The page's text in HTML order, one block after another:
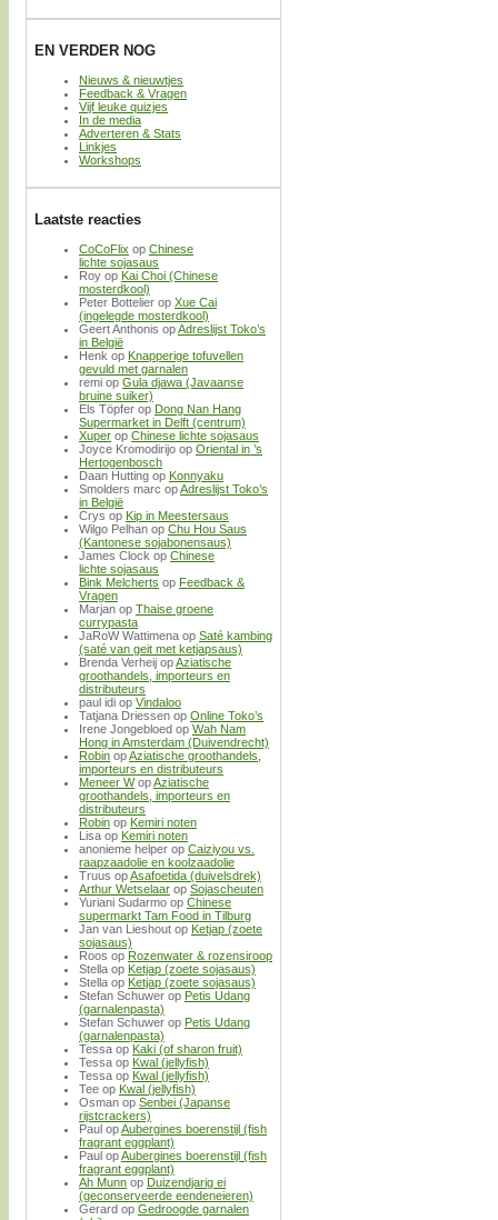
EN VERDER NOG
Nieuws & nieuwtjes
Feedback & Vragen
Vijf leuke quizjes
In de media
Adverteren & Stats
Linkjes
Workshops
Laatste reacties
CoCoFlix op Chinese
lichte sojasaus
Roy op Kai Choi (Chinese
mosterdkool)
Peter Bottelier op Xue Cai
(ingelegde mosterdkool)
Geert Anthonis opAdreslijst Toko’s
in België
Henk op Knapperige tofuvellen
gevuld met garnalen
remi op Gula djawa (Javaanse
bruine suiker)
Els Töpfer op Dong Nan Hang
Supermarket in Delft (centrum)
Xuper op Chinese lichte sojasaus
Joyce Kromodirijo op Oriental in ’s
Hertogenbosch
Daan Hutting op Konnyaku
Smolders marc opAdreslijst Toko’s
in België
Crys op Kip in Meestersaus
Wilgo Pelhan op Chu Hou Saus
(Kantonese sojabonensaus)
James Clock op Chinese
lichte sojasaus
Bink Melcherts op Feedback &
Vragen
Marjan op Thaise groene
currypasta
JaRoW Wattimena op Saté kambing
(saté van geit met ketjapsaus)
Brenda Verheij opAziatische
groothandels, importeurs en
distributeurs
paul idi op Vindaloo
Tatjana Driessen op Online Toko’s
Irene Jongebloed op Wah Nam
Hong in Amsterdam (Duivendrecht)
Robin opAziatische groothandels,
importeurs en distributeurs
Meneer WopAziatische
groothandels, importeurs en
distributeurs
Robin op Kemiri noten
Lisa op Kemiri noten
anonieme helper op Caiziyou vs.
raapzaadolie en koolzaadolie
Truus opAsafoetida (duivelsdrek)
Arthur Wetselaar op Sojascheuten
Yuriani Sudarmo op Chinese
supermarkt Tam Food in Tilburg
Jan van Lieshout op Ketjap (zoete
sojasaus)
Roos op Rozenwater & rozensiroop
Stella op Ketjap (zoete sojasaus)
Stella op Ketjap (zoete sojasaus)
Stefan Schuwer op Petis Udang
(garnalenpasta)
Stefan Schuwer op Petis Udang
(garnalenpasta)
Tessa op Kaki (of sharon fruit)
Tessa op Kwal (jellyfish)
Tessa op Kwal (jellyfish)
Tee op Kwal (jellyfish)
Osman op Senbei (Japanse
rijstcrackers)
Paul opAubergines boerenstijl (fish
fragrant eggplant)
Paul opAubergines boerenstijl (fish
fragrant eggplant)
Ah Munn op Duizendjarig ei
(geconserveerde eendeneieren)
Gerard op Gedroogde garnalen